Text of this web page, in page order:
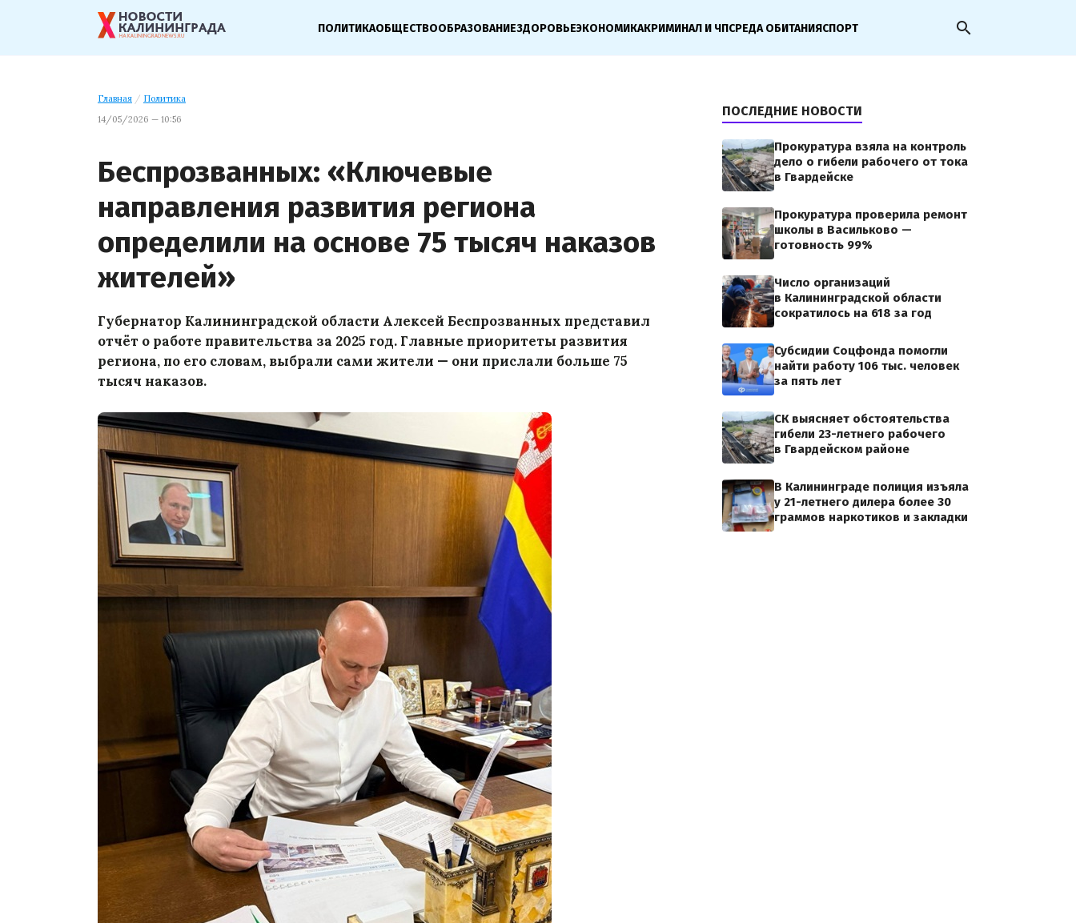
ПОЛИТИКАОБЩЕСТВООБРАЗОВАНИЕЗДОРОВЬЕЭКОНОМИКАКРИМИНАЛ И ЧПСРЕДА ОБИТАНИЯСПОРТ search
Главная / Политика
14/05/2026 — 10:56
Беспрозванных: «Ключевые
направления развития региона
определили на основе 75 тысяч наказов
жителей»
Губернатор Калининградской области Алексей Беспрозванных представил
отчёт о работе правительства за 2025 год. Главные приоритеты развития
региона, по его словам, выбрали сами жители — они прислали больше 75
тысяч наказов.
ПОСЛЕДНИЕ НОВОСТИ
Прокуратура взяла на контроль
дело о гибели рабочего от тока
в Гвардейске
Прокуратура проверила ремонт
школы в Васильково —
готовность 99%
Число организаций
в Калининградской области
сократилось на 618 за год
Субсидии Соцфонда помогли
найти работу 106 тыс. человек
за пять лет
СК выясняет обстоятельства
гибели 23-летнего рабочего
в Гвардейском районе
В Калининграде полиция изъяла
у 21-летнего дилера более 30
граммов наркотиков и закладки